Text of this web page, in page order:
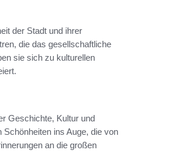
der Stadt und ihrer
die das gesellschaftliche
sie sich zu kulturellen
Geschichte, Kultur und
ins Auge, die von
an die großen